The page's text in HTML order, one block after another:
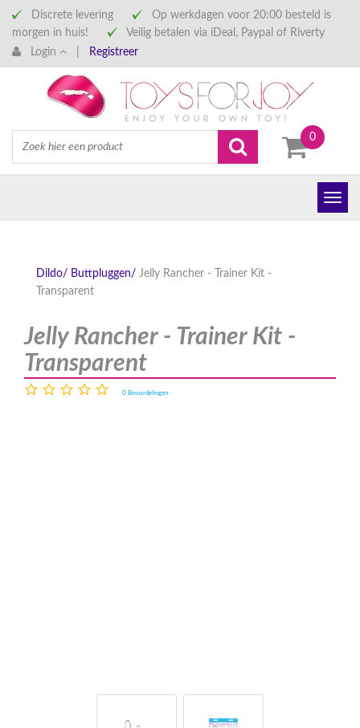
Discrete levering
Op werkdagen voor 20:00 besteld is
morgen in huis!
Veilig betalen via iDeal, Paypal of Riverty
Login
Registreer
0
Dildo/ Buttpluggen/ Jelly Rancher - Trainer Kit -
Transparent
Jelly Rancher - Trainer Kit -
Transparent
0 Beoordelingen